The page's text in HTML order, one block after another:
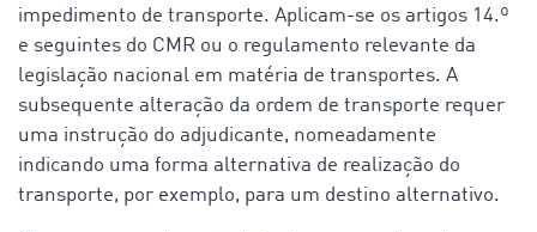
impedimento de transporte. Aplicam-se os artigos 14.º
e seguintes do CMR ou o regulamento relevante da
legislação nacional em matéria de transportes. A
subsequente alteração da ordem de transporte requer
uma instrução do adjudicante, nomeadamente
indicando uma forma alternativa de realização do
transporte, por exemplo, para um destino alternativo.